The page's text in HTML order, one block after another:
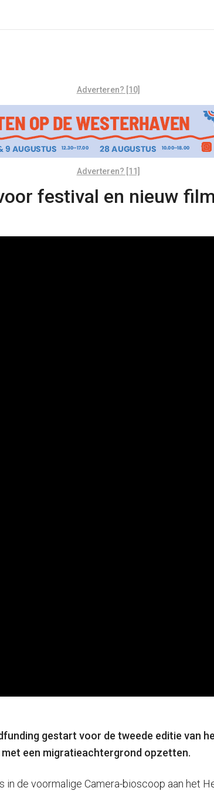
Adverteren? [10]
Adverteren? [11]
festival en nieuw
gestart voor de tweede editie van
een migratieachtergrond opzetten.
de voormalige Camera-bioscoop aan het